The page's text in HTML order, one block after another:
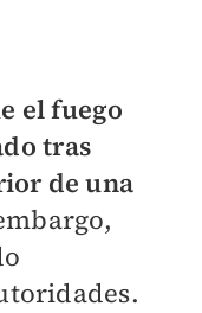
el fuego
tras
de una